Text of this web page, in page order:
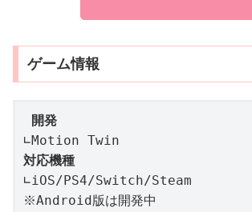
ゲーム情報
開発
対応機種
∟iOS/PS4/Switch/Steam